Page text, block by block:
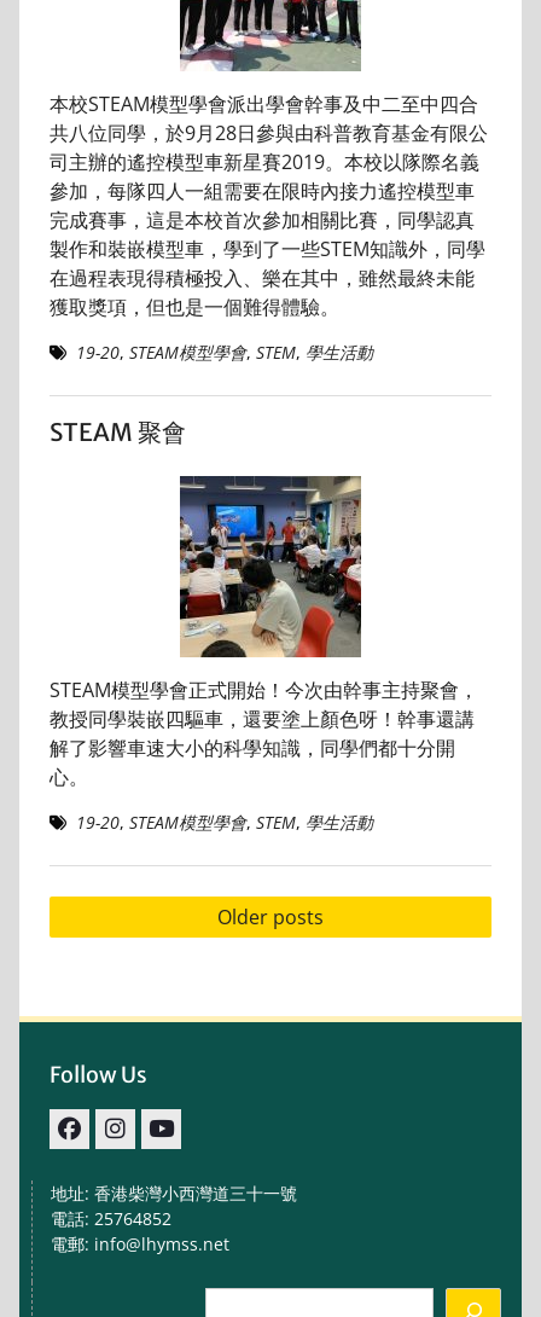
本校STEAM模型學會派出學會幹事及中二至中四合
共八位同學，於9月28日參與由科普教育基金有限公
司主辦的遙控模型車新星賽2019。本校以隊際名義
參加，每隊四人一組需要在限時內接力遙控模型車
完成賽事，這是本校首次參加相關比賽，同學認真
製作和裝嵌模型車，學到了一些STEM知識外，同學
在過程表現得積極投入、樂在其中，雖然最終未能
獲取獎項，但也是一個難得體驗。
19-20, STEAM模型學會, STEM, 學生活動
STEAM 聚會
STEAM模型學會正式開始！今次由幹事主持聚會，
教授同學裝嵌四驅車，還要塗上顏色呀！幹事還講
解了影響車速大小的科學知識，同學們都十分開
心。
19-20, STEAM模型學會, STEM, 學生活動
Posts
navigation
Older posts
Follow Us
地址: 香港柴灣小西灣道三十一號
電話: 25764852
電郵: info@lhymss.net